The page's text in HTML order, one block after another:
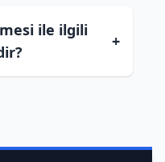
ile ilgili
+